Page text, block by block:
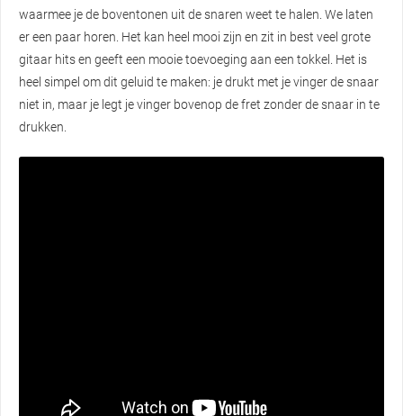
waarmee je de boventonen uit de snaren weet te halen. We laten
er een paar horen. Het kan heel mooi zijn en zit in best veel grote
gitaar hits en geeft een mooie toevoeging aan een tokkel. Het is
heel simpel om dit geluid te maken: je drukt met je vinger de snaar
niet in, maar je legt je vinger bovenop de fret zonder de snaar in te
drukken.